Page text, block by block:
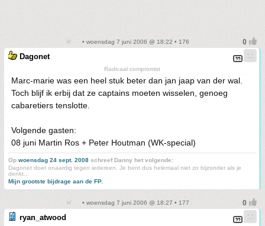
• woensdag 7 juni 2006 @ 18:22 • 176
Dagonet
Radicaal compromist
Marc-marie was een heel stuk beter dan jan jaap van der wal.
Toch blijf ik erbij dat ze captains moeten wisselen, genoeg
cabaretiers tenslotte.
Volgende gasten:
08 juni Martin Ros + Peter Houtman (WK-special)
Op woensdag 24 sept. 2008 schreef Danny het volgende:
Dagonet doet onaardig tegen iedereen. Je bent dus helemaal niet zo bijzonder als je
denkt...
Mijn grootste bijdrage aan de FP.
• woensdag 7 juni 2006 @ 18:27 • 177
ryan_atwood